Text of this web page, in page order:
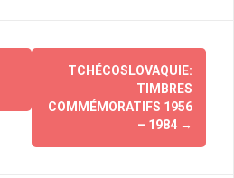
TCHÉCOSLOVAQUIE:
TIMBRES
COMMÉMORATIFS 1956
– 1984 →